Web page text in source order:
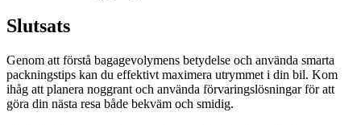
Slutsats
Genom att förstå bagagevolymens betydelse och använda smarta
packningstips kan du effektivt maximera utrymmet i din bil. Kom
ihåg att planera noggrant och använda förvaringslösningar för att
göra din nästa resa både bekväm och smidig.